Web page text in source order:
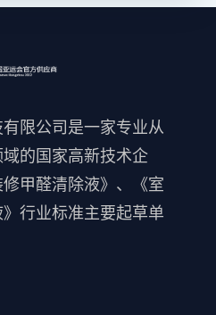
限公司是一家专业从
的国家高新技术企
甲醛清除液》、《室
行业标准主要起草单